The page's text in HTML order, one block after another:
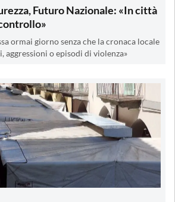
Futuro Nazionale: «In città
ormai giorno senza che la cronaca locale
aggressioni o episodi di violenza»